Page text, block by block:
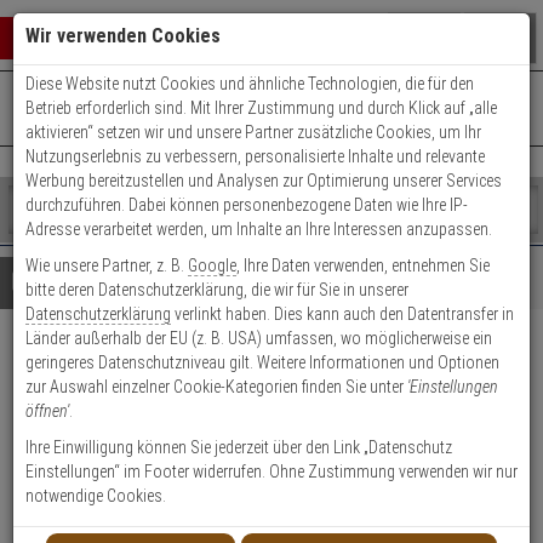
Warenkorb schließen
0 ARTIKEL IM WARENKORB
Ihr Warenkorb ist momentan leer.
Ergebnisse ()
Fertig
Shop
durchsuchen
Bitte
geben
Sie
mindestens
Zeichen
ein,
um
Suche
Es
wurde
noch
Kategorien
Suche
gestartet
+49 (0)821 899 493-0Mo. - Do.: 8:00 - 16:30 | Fr.: 8:00 - 14:00 Uhr
Kontaktservice nutzen
Details Beratung
ABUS HDCC68551 Analog HD
Tube 8MPx T/N IR IP67
Produktmerkmale
Wir verwenden Cookies
Diese Website nutzt Cookies und ähnliche Technologien, die für den
Betrieb erforderlich sind. Mit Ihrer Zustimmung und durch Klick auf „alle
aktivieren“ setzen wir und unsere Partner zusätzliche Cookies, um Ihr
Nutzungserlebnis zu verbessern, personalisierte Inhalte und relevante
Werbung bereitzustellen und Analysen zur Optimierung unserer Services
durchzuführen. Dabei können personenbezogene Daten wie Ihre IP-
Adresse verarbeitet werden, um Inhalte an Ihre Interessen anzupassen.
Wie unsere Partner, z. B. Google , Ihre Daten verwenden, entnehmen Sie
bitte deren Datenschutzerklärung, die wir für Sie in unserer
Datenschutzerklärung verlinkt haben. Dies kann auch den Datentransfer in
Länder außerhalb der EU (z. B. USA) umfassen, wo möglicherweise ein
geringeres Datenschutzniveau gilt. Weitere Informationen und Optionen
zur Auswahl einzelner Cookie-Kategorien finden Sie unter 'Einstellungen
öffnen'.
Ihre Einwilligung können Sie jederzeit über den Link „Datenschutz
Einstellungen“ im Footer widerrufen. Ohne Zustimmung verwenden wir nur
notwendige Cookies.